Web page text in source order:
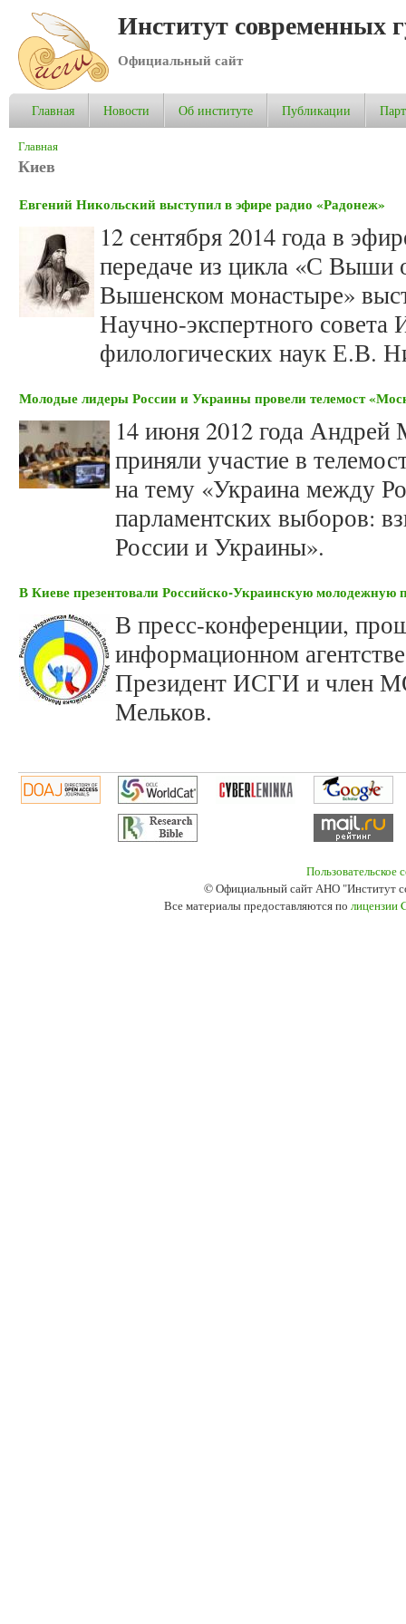
Институт современных
Официальный сайт
Главная Новости Об институте Публикации
Вы здесь
Главная
Киев
Евгений Никольский выступил в эфире радио «Радонеж»
12 сентября 2014 года в
передаче из цикла «С
Вышенском монастыре»
Научно-экспертного
филологических наук Е.В.
Молодые лидеры России и Украины провели телемост
14 июня 2012 года
приняли участие в
на тему «Украина между
парламентских выборов:
России и Украины».
В Киеве презентовали Российско-Украинскую молодежную
В пресс-конференции,
информационном
Президент ИСГИ и член
Мельков.
Пользовательское
© Официальный сайт АНО "Институт
Все материалы предоставляются по лицензии